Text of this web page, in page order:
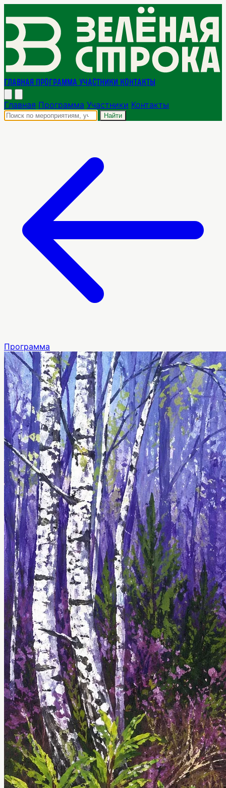
Главная Программа Участники Контакты
Главная Программа Участники Контакты
Найти
Программа